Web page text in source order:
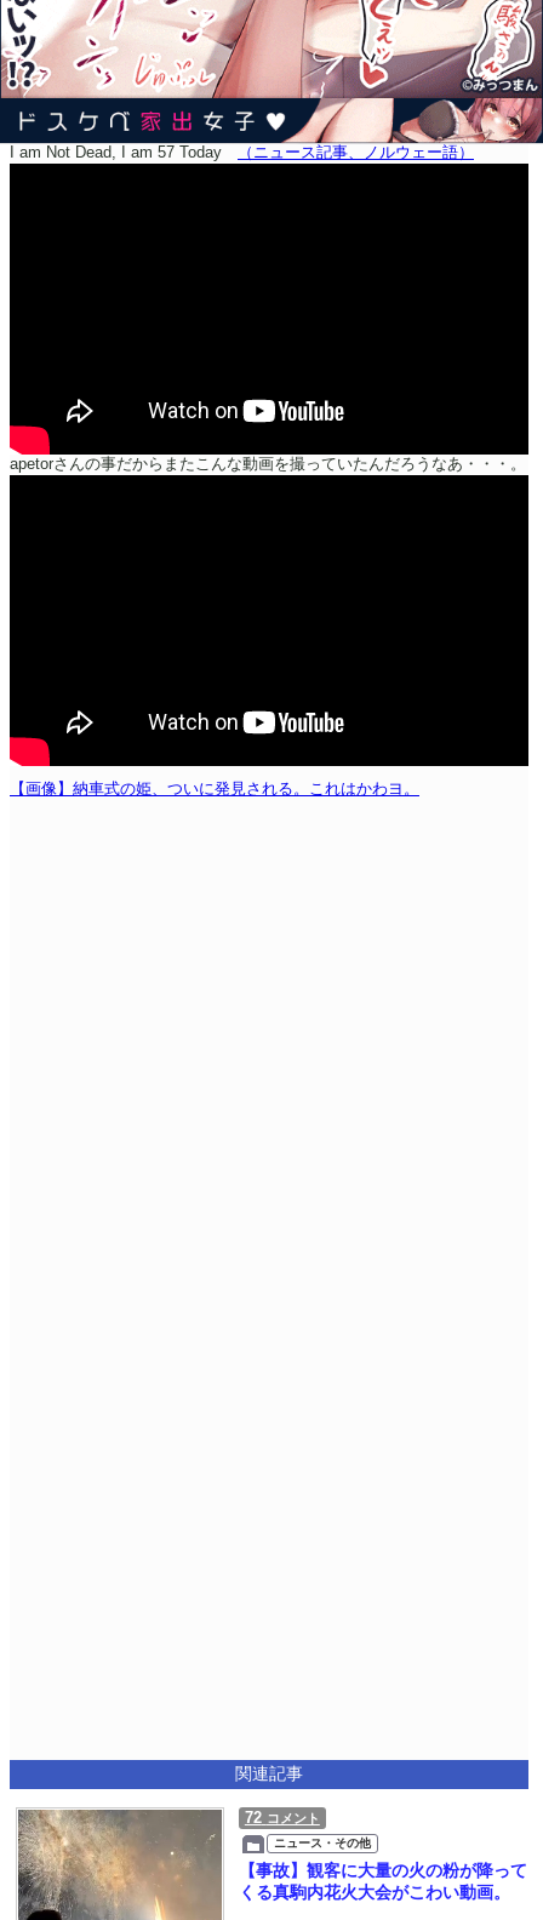
I am Not Dead, I am 57 Today （ニュース記事、ノルウェー語）
apetorさんの事だからまたこんな動画を撮っていたんだろうなあ・・・。
【画像】納車式の姫、ついに発見される。これはかわヨ。
関連記事
72 コメント
ニュース・その他
【事故】観客に大量の火の粉が降って
くる真駒内花火大会がこわい動画。